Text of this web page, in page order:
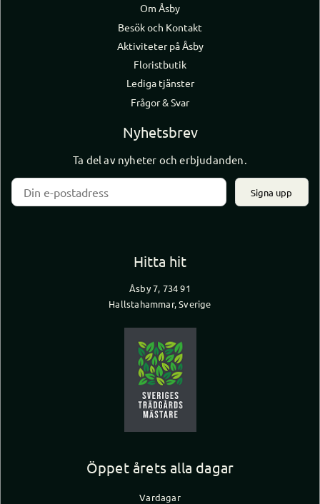
Om Åsby
Besök och Kontakt
Aktiviteter på Åsby
Floristbutik
Lediga tjänster
Frågor & Svar
Nyhetsbrev
Ta del av nyheter och erbjudanden.
Signa upp
Hitta hit
Åsby 7, 734 91
Hallstahammar, Sverige
Öppet årets alla dagar
Vardagar